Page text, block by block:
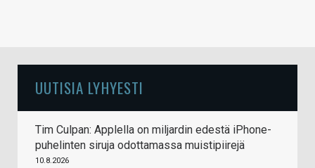
UUTISIA LYHYESTI
Tim Culpan: Applella on miljardin edestä iPhone-
puhelinten siruja odottamassa muistipiirejä
10.8.2026